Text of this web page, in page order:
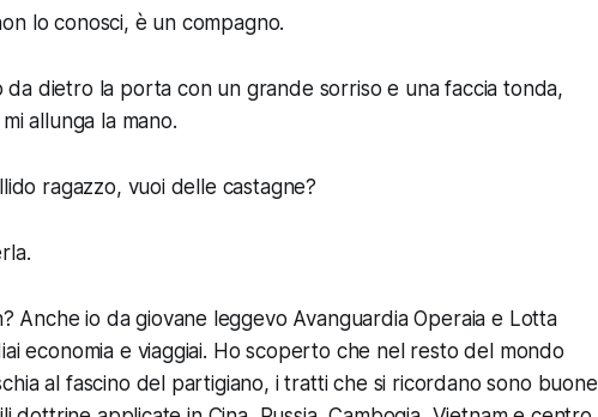
lo conosci, è un compagno.
da dietro la porta con un grande sorriso e una faccia tonda,
allunga la mano.
ragazzo, vuoi delle castagne?
Anche io da giovane leggevo Avanguardia Operaia e Lotta
economia e viaggiai. Ho scoperto che nel resto del mondo
al fascino del partigiano, i tratti che si ricordano sono buone